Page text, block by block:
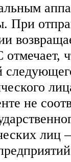
При
не
лиц